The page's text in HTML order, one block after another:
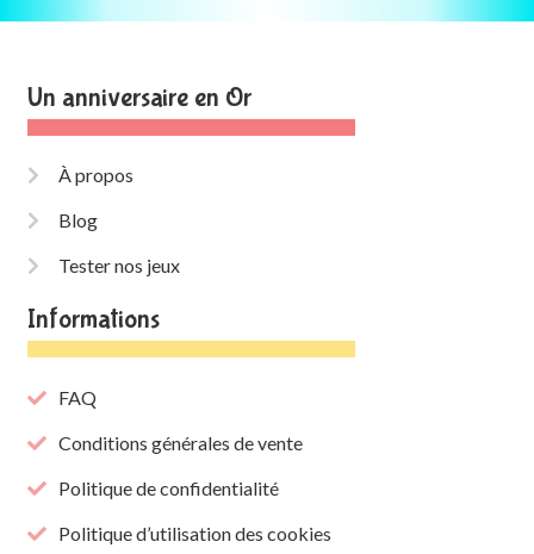
Un anniversaire en Or
À propos
Blog
Tester nos jeux
Informations
FAQ
Conditions générales de vente
Politique de confidentialité
Politique d’utilisation des cookies